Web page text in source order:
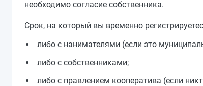
необходимо согласие собственника.
Срок, на который вы временно
либо с нанимателями (если это
либо с собственниками;
либо с правлением кооператива (если